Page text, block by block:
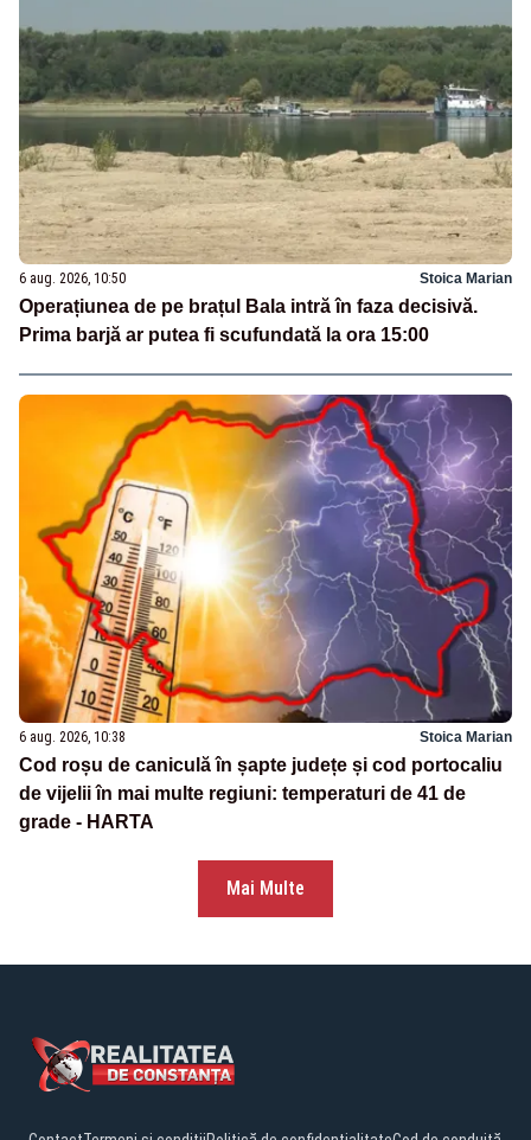
6 aug. 2026, 10:50 Stoica Marian
Operațiunea de pe brațul Bala intră în faza decisivă.
Prima barjă ar putea fi scufundată la ora 15:00
6 aug. 2026, 10:38 Stoica Marian
Cod roșu de caniculă în șapte județe și cod portocaliu
de vijelii în mai multe regiuni: temperaturi de 41 de
grade - HARTA
Mai Multe